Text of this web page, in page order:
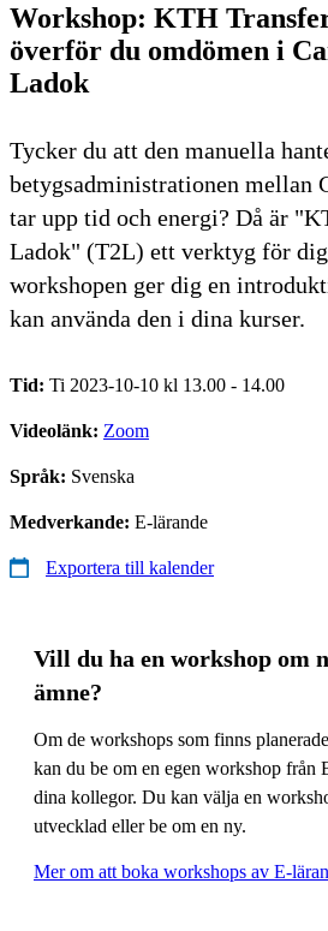
Workshop: KTH
överför du omdömen i
Ladok
Tycker du att den manuella
betygsadministrationen mellan
tar upp tid och energi? Då är
Ladok" (T2L) ett verktyg för
workshopen ger dig en
kan använda den i dina kurser.
Tid: Ti 2023-10-10 kl 13.00 - 14.00
Videolänk: Zoom
Språk: Svenska
Medverkande: E-lärande
Exportera till kalender
Vill du ha en workshop om
ämne?
Om de workshops som finns
kan du be om en egen workshop från
dina kollegor. Du kan välja en
utvecklad eller be om en ny.
Mer om att boka workshops av E-